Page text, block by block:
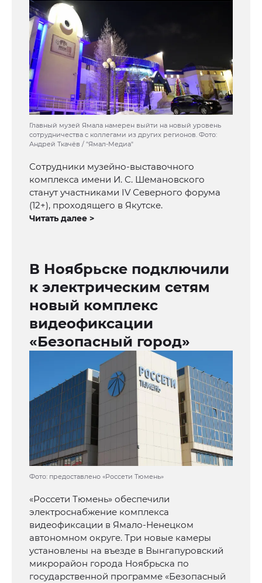
Главный музей Ямала намерен выйти на новый уровень
сотрудничества с коллегами из других регионов. Фото:
Андрей Ткачёв / "Ямал-Медиа"
Сотрудники музейно-выставочного
комплекса имени И. С. Шемановского
станут участниками IV Северного форума
(12+), проходящего в Якутске.
Читать далее >
В Ноябрьске подключили
к электрическим сетям
новый комплекс
видеофиксации
«Безопасный город»
Фото: предоставлено «Россети Тюмень»
«Россети Тюмень» обеспечили
электроснабжение комплекса
видеофиксации в Ямало-Ненецком
автономном округе. Три новые камеры
установлены на въезде в Вынгапуровский
микрорайон города Ноябрьска по
государственной программе «Безопасный